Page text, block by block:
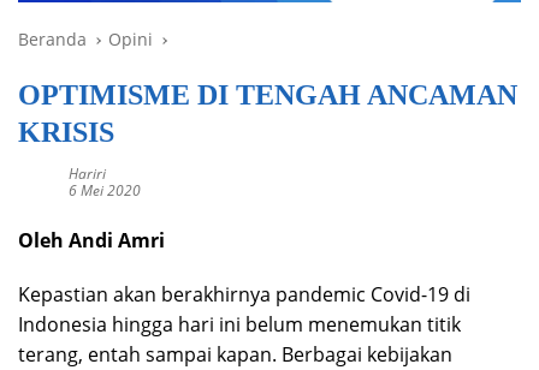
Beranda Opini
OPTIMISME DI TENGAH ANCAMAN
KRISIS
Hariri
6 Mei 2020
Oleh Andi Amri
Kepastian akan berakhirnya pandemic Covid-19 di
Indonesia hingga hari ini belum menemukan titik
terang, entah sampai kapan. Berbagai kebijakan